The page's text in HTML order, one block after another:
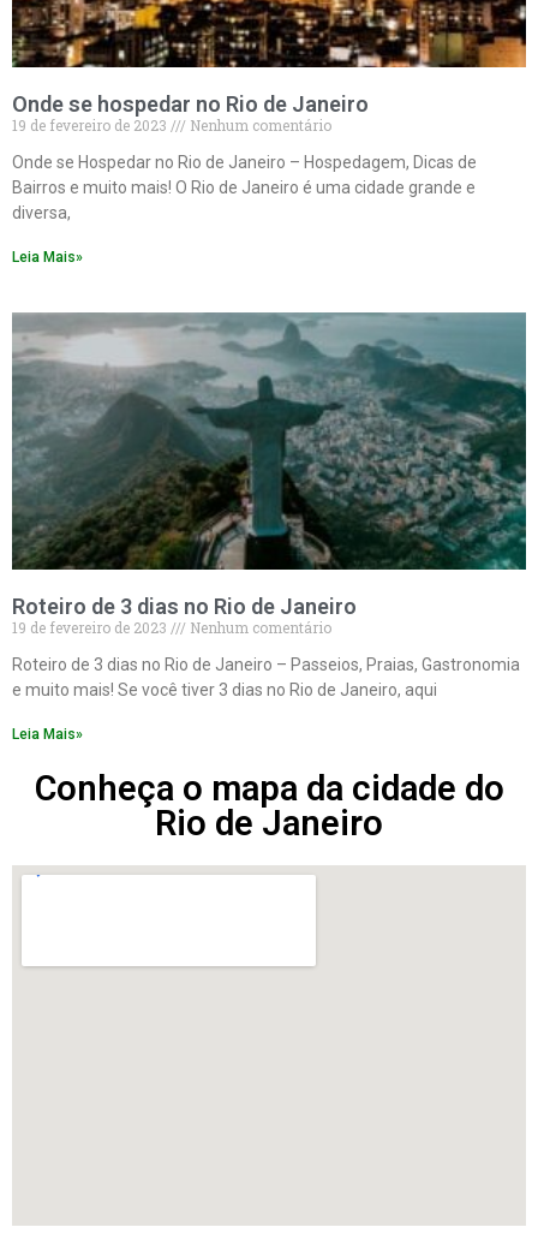
Onde se hospedar no Rio de Janeiro
19 de fevereiro de 2023
Nenhum comentário
Onde se Hospedar no Rio de Janeiro – Hospedagem, Dicas de
Bairros e muito mais! O Rio de Janeiro é uma cidade grande e
diversa,
Leia Mais»
Roteiro de 3 dias no Rio de Janeiro
19 de fevereiro de 2023
Nenhum comentário
Roteiro de 3 dias no Rio de Janeiro – Passeios, Praias, Gastronomia
e muito mais! Se você tiver 3 dias no Rio de Janeiro, aqui
Leia Mais»
Conheça o mapa da cidade do
Rio de Janeiro